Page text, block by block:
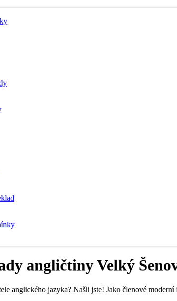
angličtiny Velký
anglického jazyka? Našli jste! Jako členové